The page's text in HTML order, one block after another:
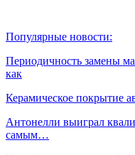
Популярные новости:
Периодичность замены
как
Керамическое покрытие
Антонелли выиграл
самым…